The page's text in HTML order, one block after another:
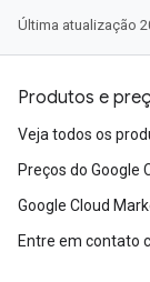
Última atualização
Produtos e
Veja todos os
Preços do Google
Google Cloud
Entre em contato